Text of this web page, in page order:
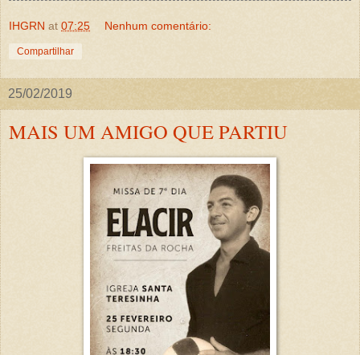
IHGRN at 07:25 Nenhum comentário:
Compartilhar
25/02/2019
MAIS UM AMIGO QUE PARTIU